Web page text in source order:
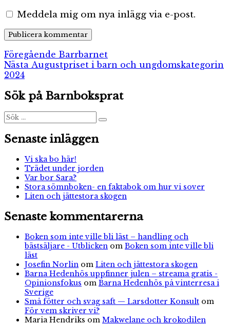
Meddela mig om nya inlägg via e-post.
Inläggsnavigering
Föregående Föregående
inlägg:
Barrbarnet
Nästa Nästa
Augustpriset i barn och ungdomskategorin
2024
Sök på Barnboksprat
Sök
efter:
Sök
Senaste inläggen
Vi ska bo här!
Trädet under jorden
Var bor Sara?
Stora sömnboken- en faktabok om hur vi sover
Liten och jättestora skogen
Senaste kommentarerna
Boken som inte ville bli läst – handling och
bästsäljare - Utblicken om Boken som inte ville bli
läst
Josefin Norlin om Liten och jättestora skogen
Barna Hedenhös uppfinner julen – streama gratis -
Opinionsfokus om Barna Hedenhös på vinterresa i
Sverige
Små fötter och svag saft — Larsdotter Konsult om
För vem skriver vi?
Maria Hendriks om Makwelane och krokodilen